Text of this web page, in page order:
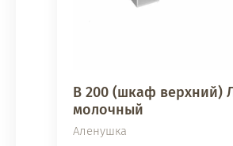
В 200 (шкаф верхний)
молочный
Аленушка